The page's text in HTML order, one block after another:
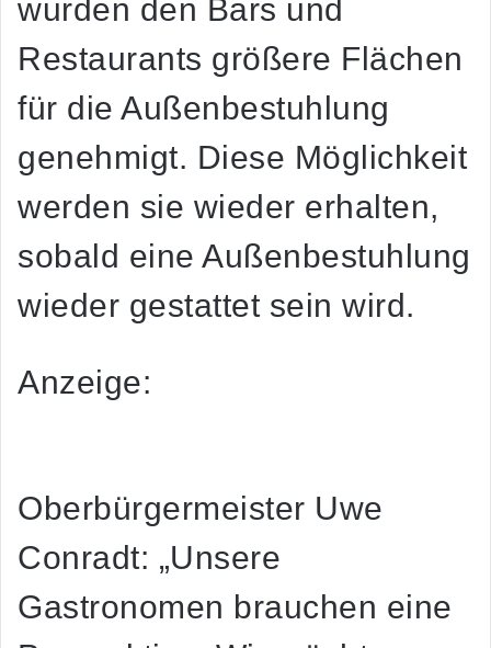
wurden den Bars und
Restaurants größere Flächen
für die Außenbestuhlung
genehmigt. Diese Möglichkeit
werden sie wieder erhalten,
sobald eine Außenbestuhlung
wieder gestattet sein wird.
Anzeige:
Oberbürgermeister Uwe
Conradt: „Unsere
Gastronomen brauchen eine